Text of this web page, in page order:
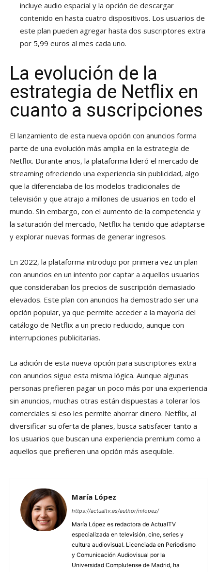
incluye audio espacial y la opción de descargar
contenido en hasta cuatro dispositivos. Los usuarios de
este plan pueden agregar hasta dos suscriptores extra
por 5,99 euros al mes cada uno.
La evolución de la
estrategia de Netflix en
cuanto a suscripciones
El lanzamiento de esta nueva opción con anuncios forma
parte de una evolución más amplia en la estrategia de
Netflix. Durante años, la plataforma lideró el mercado de
streaming ofreciendo una experiencia sin publicidad, algo
que la diferenciaba de los modelos tradicionales de
televisión y que atrajo a millones de usuarios en todo el
mundo. Sin embargo, con el aumento de la competencia y
la saturación del mercado, Netflix ha tenido que adaptarse
y explorar nuevas formas de generar ingresos.
En 2022, la plataforma introdujo por primera vez un plan
con anuncios en un intento por captar a aquellos usuarios
que consideraban los precios de suscripción demasiado
elevados. Este plan con anuncios ha demostrado ser una
opción popular, ya que permite acceder a la mayoría del
catálogo de Netflix a un precio reducido, aunque con
interrupciones publicitarias.
La adición de esta nueva opción para suscriptores extra
con anuncios sigue esta misma lógica. Aunque algunas
personas prefieren pagar un poco más por una experiencia
sin anuncios, muchas otras están dispuestas a tolerar los
comerciales si eso les permite ahorrar dinero. Netflix, al
diversificar su oferta de planes, busca satisfacer tanto a
los usuarios que buscan una experiencia premium como a
aquellos que prefieren una opción más asequible.
María López
https://actualtv.es/author/mlopez/
María López es redactora de ActualTV
especializada en televisión, cine, series y
cultura audiovisual. Licenciada en Periodismo
y Comunicación Audiovisual por la
Universidad Complutense de Madrid, ha